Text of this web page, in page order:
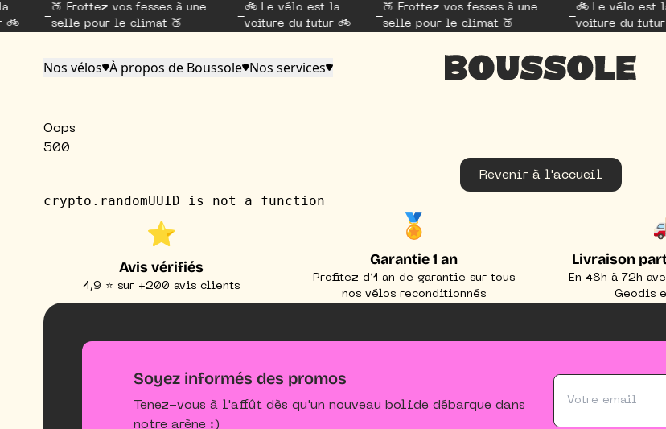
🚲
🍑 Frottez vos fesses à une
selle pour le climat 🍑
🚲 Le vélo est la
voiture du futur 🚲
🍑 Frottez vos fesses à une
selle pour le climat 🍑
🚲 Le vélo est
voiture du
Nos vélos À propos de Boussole Nos services
Oops
500
Revenir à l'accueil
crypto.randomUUID is not a function
⭐️
Avis vérifiés
4,9 ⭐ sur +200 avis clients
🏅
Garantie 1 an
Profitez d’1 an de garantie sur tous
nos vélos reconditionnés
Livraison
En 48h à 72h
Geodis
Soyez informés des promos
Tenez-vous à l'affût dès qu'un nouveau bolide débarque dans
notre arène :)